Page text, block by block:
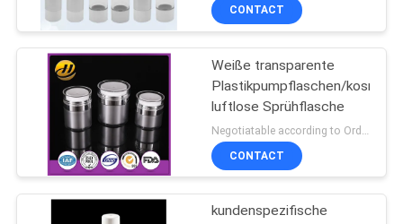
CONTACT
Weiße transparente
Plastikpumpflaschen/
luftlose Sprühflasche
Negotiatable according to Order Quantity and printing Requirements MOQ:5000pcs pro Größe
CONTACT
kundenspezifische